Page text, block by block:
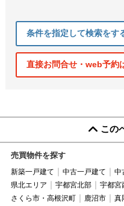
条件を指定して検索をす
直接お問合せ・web予約
この
売買物件を探す
新築一戸建て 中古一戸建て 中
県北エリア
宇都宮北部 宇都宮
さくら市・高根沢町
鹿沼市 真